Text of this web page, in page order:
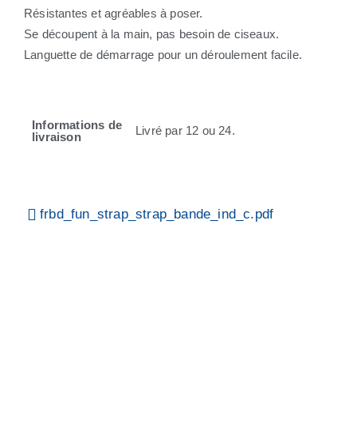
Résistantes et agréables à poser.
Se découpent à la main, pas besoin de ciseaux.
Languette de démarrage pour un déroulement facile.
Informations de
livraison
Livré par 12 ou 24.
frbd_fun_strap_strap_bande_ind_c.pdf